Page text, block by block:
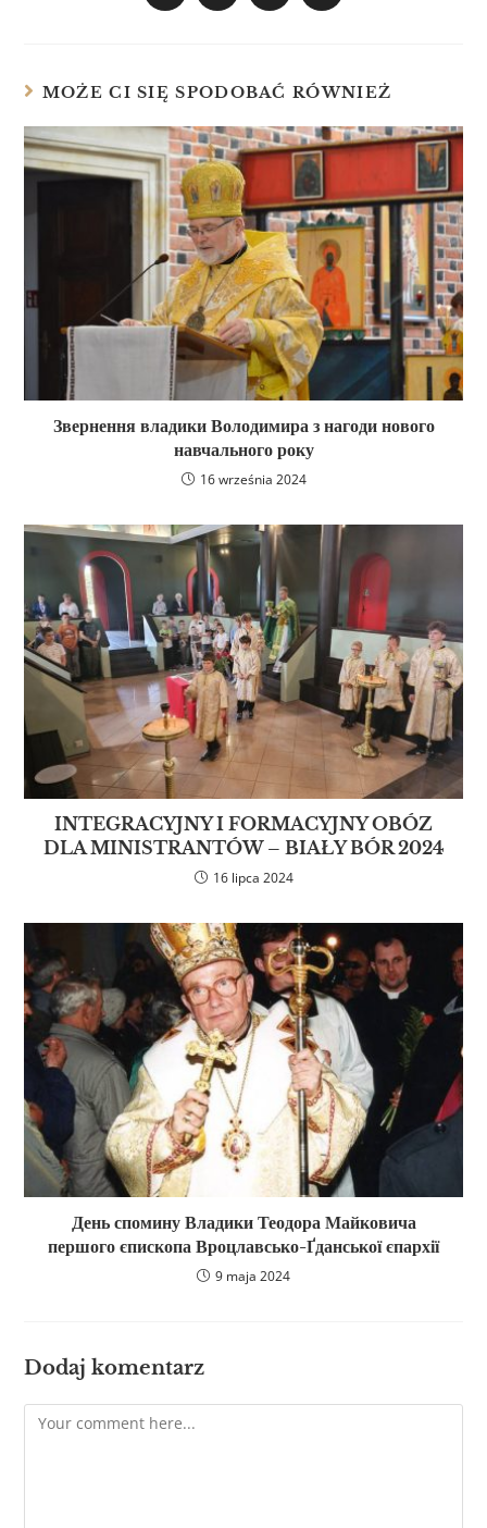
MOŻE CI SIĘ SPODOBAĆ RÓWNIEŻ
Звернення владики Володимира з нагоди нового
навчального року
16 września 2024
INTEGRACYJNY I FORMACYJNY OBÓZ
DLA MINISTRANTÓW – BIAŁY BÓR 2024
16 lipca 2024
День спомину Владики Теодора Майковича
першого єпископа Вроцлавсько-Ґданської єпархії
9 maja 2024
Dodaj komentarz